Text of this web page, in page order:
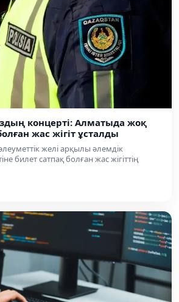
концерті: Алматыда жоқ
жас жігіт ұсталды
желі арқылы әлемдік
билет сатпақ болған жас жігіттің